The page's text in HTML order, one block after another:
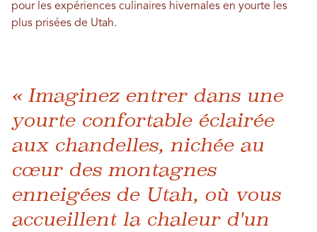
pour les expériences culinaires hivernales en yourte les
plus prisées de Utah.
« Imaginez entrer dans une
yourte confortable éclairée
aux chandelles, nichée au
cœur des montagnes
enneigées de Utah, où vous
accueillent la chaleur d'un